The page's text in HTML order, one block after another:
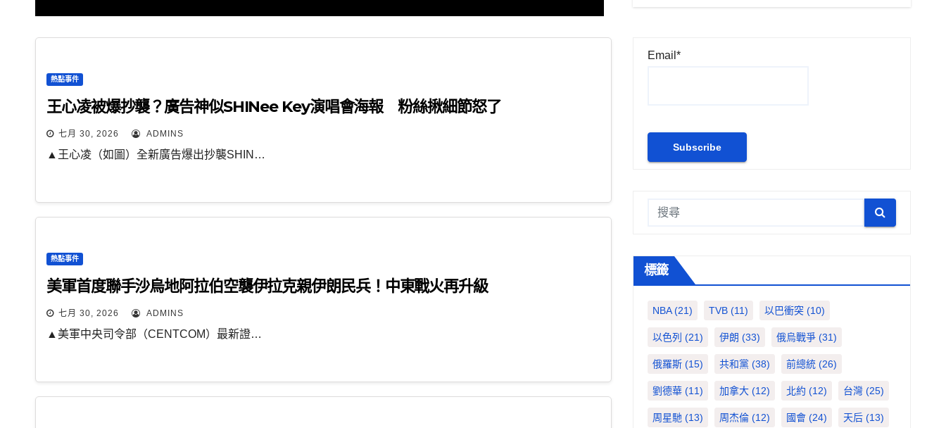
熱點事件
王心凌被爆抄襲？廣告神似SHINee Key演唱會海報 粉絲揪細節怒了
七月 30, 2026 ADMINS
▲王心凌（如圖）全新廣告爆出抄襲SHIN…
熱點事件
美軍首度聯手沙烏地阿拉伯空襲伊拉克親伊朗民兵！中東戰火再升級
七月 30, 2026 ADMINS
▲美軍中央司令部（CENTCOM）最新證…
Email*
標籤
NBA(21) TVB (11) 以巴衝突 (10)
以色列 (21) 伊朗 (33) 俄烏戰爭 (31)
俄羅斯 (15) 共和黨 (38) 前總統 (26)
劉德華 (11) 加拿大 (12) 北約 (12) 台灣 (25)
周星馳 (13) 周杰倫 (12) 國會 (24) 天后 (13)